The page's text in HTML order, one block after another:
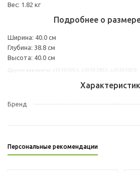
Вес: 1.82 кг
Подробнее о
Ширина: 40.0 см
Глубина: 38.8 см
Высота: 40.0 см
Бренд
Персональные рекомендации